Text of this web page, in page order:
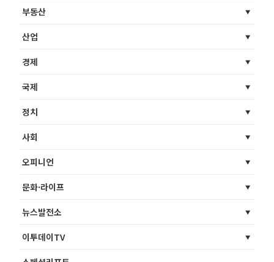
부동산
산업
경제
국제
정치
사회
오피니언
문화·라이프
뉴스발전소
이투데이TV